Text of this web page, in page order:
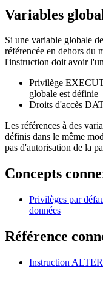
Variables
Si une variable globale
référencée en dehors du
l'instruction doit avoir
Privilège
globale est définie
Droits d'accès
Les références à des
définis dans le même
pas d'autorisation de la
Concepts
Privilèges par
données
Référence
Instruction